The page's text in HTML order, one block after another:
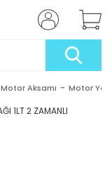
Motor Aksamı Motor Yağı